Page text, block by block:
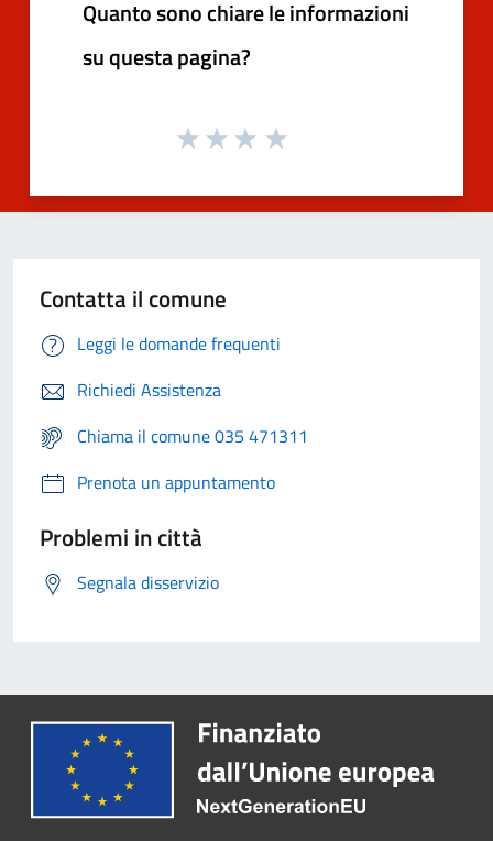
Quanto sono chiare le informazioni
su questa pagina?
Contatta il comune
Leggi le domande frequenti
Richiedi Assistenza
Chiama il comune 035 471311
Prenota un appuntamento
Problemi in città
Segnala disservizio